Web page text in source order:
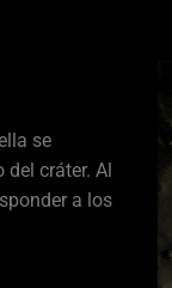
se
del cráter. Al
a los